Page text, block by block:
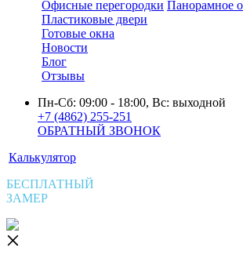
Офисные перегородки Панорамное
Пластиковые двери
Готовые окна
Новости
Блог
Отзывы
Пн-Сб: 09:00 - 18:00, Вс: выходной
+7 (4862) 255-251
ОБРАТНЫЙ ЗВОНОК
Калькулятор
БЕСПЛАТНЫЙ
ЗАМЕР